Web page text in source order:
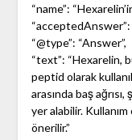
“name”:
“acceptedAnswer”:
“@type”: “Answer”,
“text”: “Hexarelin,
peptid olarak
arasında baş
yer alabilir. Kullanım
önerilir.”